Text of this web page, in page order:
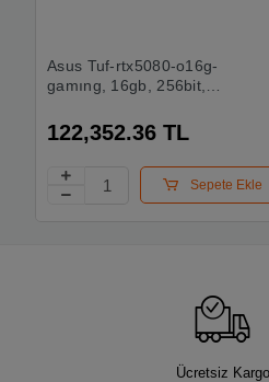
Asus Tuf-rtx5080-o16g-
gamıng, 16gb, 256bit,
Gamıng Ekran Kartı
122,352.36 TL
Sepete Ekle
Ücretsiz Kargo